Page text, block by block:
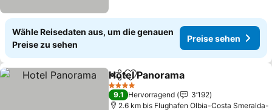
Wähle Reisedaten aus, um die genauen
Preise zu sehen
Preise sehen
TeilenZu Favoriten hinzufügen
Hotel Panorama
4 Sterne
9.1 Hervorragend
3’192
2.6 km bis Flughafen Olbia-Costa Smeralda-